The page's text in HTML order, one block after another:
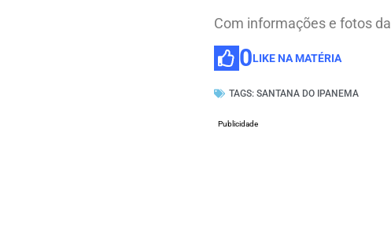
Com informações e fotos da
0LIKE NA MATÉRIA
TAGS: SANTANA DO IPANEMA
Publicidade